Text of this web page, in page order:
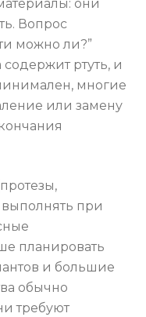
они
Вопрос
можно ли?”
содержит ртуть, и
многие
или замену
при
планировать
и большие
обычно
требуют